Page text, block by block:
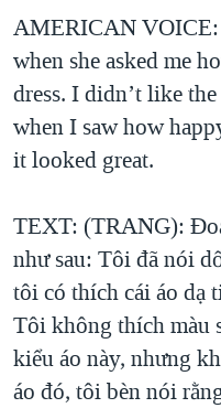
AMERICAN
when she asked me
dress. I didn’t like
when I saw how
it looked great.
TEXT: (TRANG):
như sau: Tôi đã nói
tôi có thích cái áo dạ
Tôi không thích màu
kiểu áo này, nhưng
áo đó, tôi bèn nói